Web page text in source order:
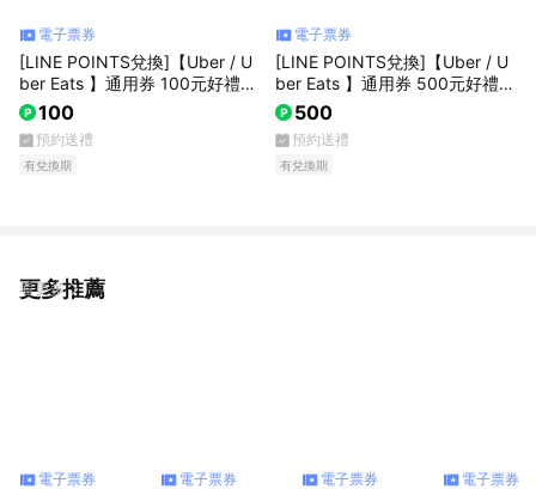
電子票券
[LINE POINTS兌換]【Uber / U
ber Eats 】通用券 100元好禮即
享券100
預約送禮
有兌換期
電子票券
[LINE POINTS兌換]【Uber / U
ber Eats 】通用券 500元好禮即
享券500
預約送禮
有兌換期
更多推薦
看更多
電子票券
電子票券
電子票券
電子票券